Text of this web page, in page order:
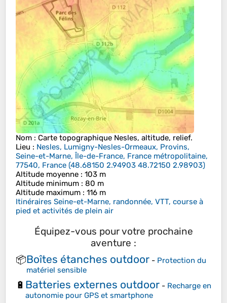
Nom : Carte topographique Nesles, altitude, relief.
Lieu : Nesles, Lumigny-Nesles-Ormeaux, Provins,
Seine-et-Marne, Île-de-France, France métropolitaine,
77540, France (48.68150 2.94903 48.72150 2.98903)
Altitude moyenne : 103 m
Altitude minimum : 80 m
Altitude maximum : 116 m
Itinéraires Seine-et-Marne, randonnée, VTT, course à
pied et activités de plein air
Équipez-vous pour votre prochaine
aventure :
📦Boîtes étanches outdoor - Protection du
matériel sensible
🔋 Batteries externes outdoor - Recharge en
autonomie pour GPS et smartphone